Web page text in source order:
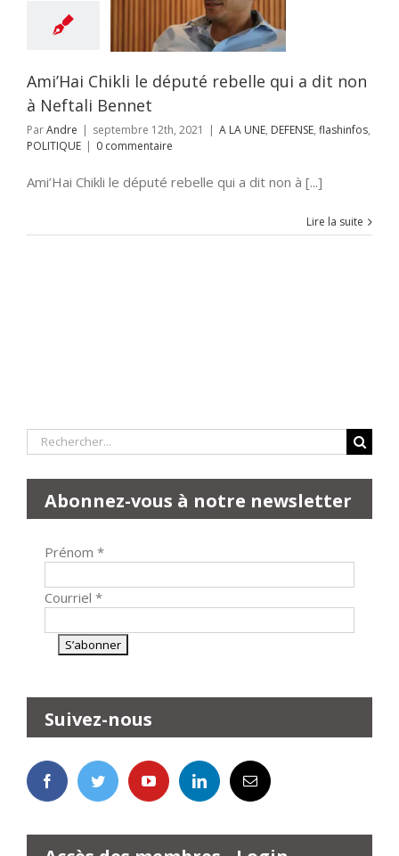
Ami’Hai Chikli le député rebelle qui a dit non
à Neftali Bennet
ParAndre | septembre 12th, 2021 | A LA UNE, DEFENSE, flashinfos,
POLITIQUE | 0 commentaire
Ami’Hai Chikli le député rebelle qui a dit non à [...]
Lire la suite
Rechercher:
Abonnez-vous à notre newsletter
Prénom *
Courriel *
Suivez-nous